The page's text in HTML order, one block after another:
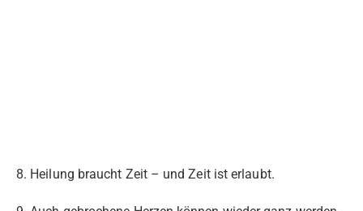
8. Heilung braucht Zeit – und Zeit ist erlaubt.